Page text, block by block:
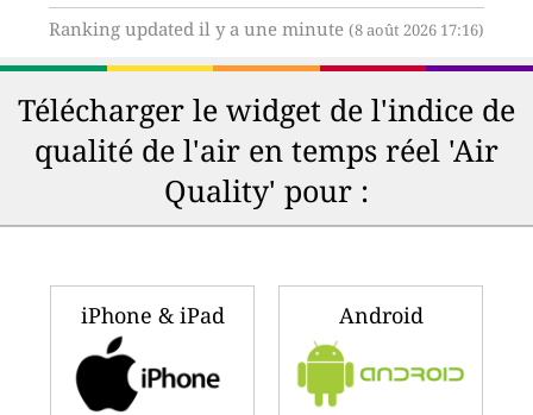
Ranking updated il y a une minute (8 août 2026 17:16)
Télécharger le widget de l'indice de
qualité de l'air en temps réel 'Air
Quality' pour :
iPhone & iPad Android